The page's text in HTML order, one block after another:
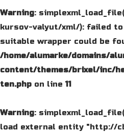
Warning:
kursov-valyut/xml/): failed to
suitable wrapper could be
/home/alumarke/domains/
content/themes/brixel/inc/
ten.php on line11
Warning:
load external entity "http://